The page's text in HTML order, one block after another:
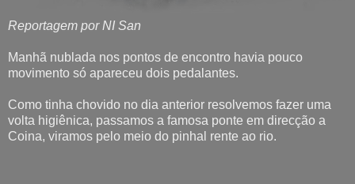
Reportagem por NI San
Manhã nublada nos pontos de encontro havia pouco
movimento só apareceu dois pedalantes.
Como tinha chovido no dia anterior resolvemos fazer uma
volta higiênica, passamos a famosa ponte em direcção a
Coina, viramos pelo meio do pinhal rente ao rio.